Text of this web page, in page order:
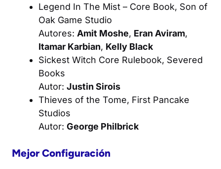
Legend In The Mist – Core Book, Son of
Oak Game Studio
Autores: Amit Moshe, Eran Aviram,
Itamar Karbian, Kelly Black
Sickest Witch Core Rulebook, Severed
Books
Autor: Justin Sirois
Thieves of the Tome, First Pancake
Studios
Autor: George Philbrick
Mejor Configuración